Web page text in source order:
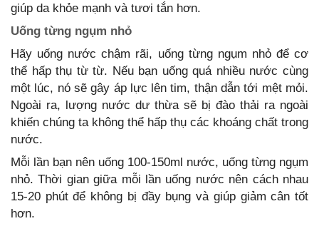
giúp da khỏe mạnh và tươi tắn hơn.
Uống từng ngụm nhỏ
Hãy uống nước chậm rãi, uống từng ngụm nhỏ để cơ
thể hấp thụ từ từ. Nếu bạn uống quá nhiều nước cùng
một lúc, nó sẽ gây áp lực lên tim, thận dẫn tới mệt mỏi.
Ngoài ra, lượng nước dư thừa sẽ bị đào thải ra ngoài
khiến chúng ta không thể hấp thụ các khoáng chất trong
nước.
Mỗi lần bạn nên uống 100-150ml nước, uống từng ngụm
nhỏ. Thời gian giữa mỗi lần uống nước nên cách nhau
15-20 phút để không bị đầy bụng và giúp giảm cân tốt
hơn.